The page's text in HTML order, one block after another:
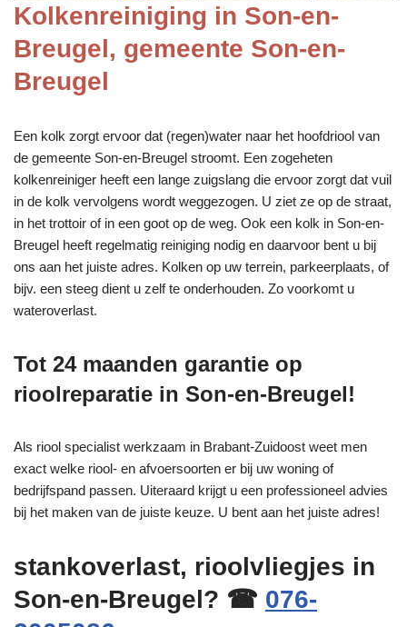
Kolkenreiniging in Son-en-
Breugel, gemeente Son-en-
Breugel
Een kolk zorgt ervoor dat (regen)water naar het hoofdriool van
de gemeente Son-en-Breugel stroomt. Een zogeheten
kolkenreiniger heeft een lange zuigslang die ervoor zorgt dat vuil
in de kolk vervolgens wordt weggezogen. U ziet ze op de straat,
in het trottoir of in een goot op de weg. Ook een kolk in Son-en-
Breugel heeft regelmatig reiniging nodig en daarvoor bent u bij
ons aan het juiste adres. Kolken op uw terrein, parkeerplaats, of
bijv. een steeg dient u zelf te onderhouden. Zo voorkomt u
wateroverlast.
Tot 24 maanden garantie op
rioolreparatie in Son-en-Breugel!
Als riool specialist werkzaam in Brabant-Zuidoost weet men
exact welke riool- en afvoersoorten er bij uw woning of
bedrijfspand passen. Uiteraard krijgt u een professioneel advies
bij het maken van de juiste keuze. U bent aan het juiste adres!
stankoverlast, rioolvliegjes in
Son-en-Breugel? ☎ 076-